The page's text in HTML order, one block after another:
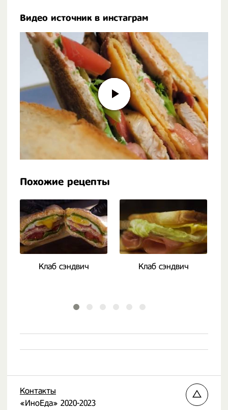
Видео источник в инстаграм
Похожие рецепты
Клаб сэндвич Клаб сэндвич
Контакты
«ИноЕда» 2020-2023